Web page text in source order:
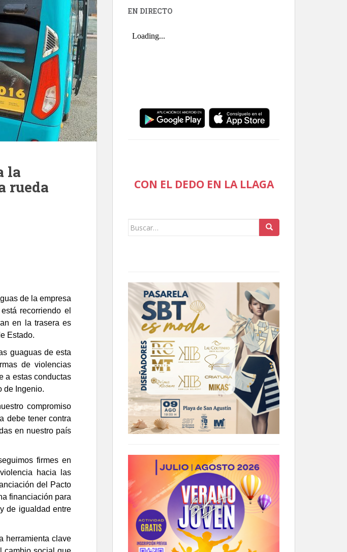
la
rueda
de la empresa
recorriendo el
en la trasera es
Estado.
guaguas de esta
de violencias
a estas conductas
de Ingenio.
compromiso
debe tener contra
en nuestro país
firmes en
hacia las
del Pacto
financiación para
de igualdad entre
herramienta clave
EN DIRECTO
CON EL DEDO EN LA LLAGA
Buscar: